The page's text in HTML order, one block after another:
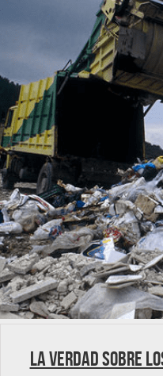
La verdad sobre